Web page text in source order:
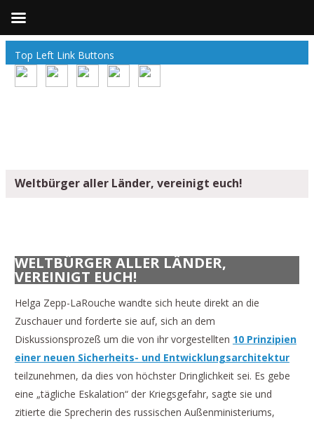
Top Left Link Buttons
Weltbürger aller Länder, vereinigt euch!
WELTBÜRGER ALLER LÄNDER,
VEREINIGT EUCH!
Helga Zepp-LaRouche wandte sich heute direkt an die
Zuschauer und forderte sie auf, sich an dem
Diskussionsprozeß um die von ihr vorgestellten 10 Prinzipien
einer neuen Sicherheits- und Entwicklungsarchitektur
teilzunehmen, da dies von höchster Dringlichkeit sei. Es gebe
eine „tägliche Eskalation“ der Kriegsgefahr, sagte sie und
zitierte die Sprecherin des russischen Außenministeriums,